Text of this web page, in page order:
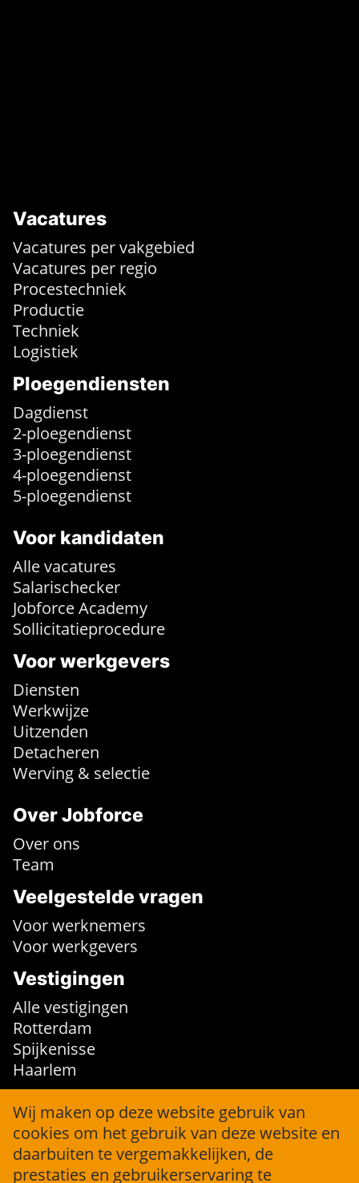
Vacatures
Vacatures per vakgebied
Vacatures per regio
Procestechniek
Productie
Techniek
Logistiek
Ploegendiensten
Dagdienst
2-ploegendienst
3-ploegendienst
4-ploegendienst
5-ploegendienst
Voor kandidaten
Alle vacatures
Salarischecker
Jobforce Academy
Sollicitatieprocedure
Voor werkgevers
Diensten
Werkwijze
Uitzenden
Detacheren
Werving & selectie
Over Jobforce
Over ons
Team
Veelgestelde vragen
Voor werknemers
Voor werkgevers
Vestigingen
Alle vestigingen
Rotterdam
Spijkenisse
Haarlem
Contact
info@jobforce.nl
+31 (0)10 316 36 04
Wij maken op deze website gebruik van
cookies om het gebruik van deze website en
daarbuiten te vergemakkelijken, de
prestaties en gebruikerservaring te